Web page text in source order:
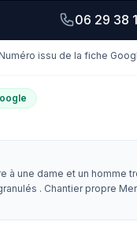
06 29 38
Numéro issu de la fiche
à une dame et un homme
. Chantier propre